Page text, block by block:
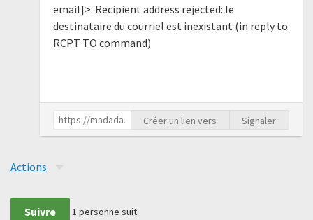
email]>: Recipient address rejected: le
destinataire du courriel est inexistant (in reply to
RCPT TO command)
Créer un lien vers Signaler
Actions
Suivre 1 personne suit